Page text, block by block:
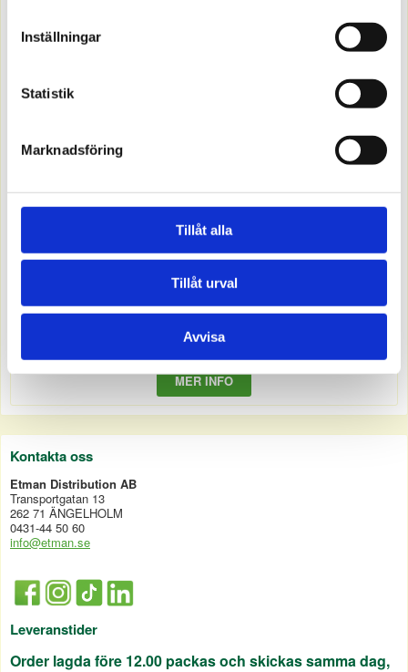
Inställningar
Statistik
Marknadsföring
Tillåt alla
Tillåt urval
Avvisa
1508064
Offereras
MER INFO
Kontakta oss
Etman Distribution AB
Transportgatan 13
262 71 ÄNGELHOLM
0431-44 50 60
info@etman.se
Leveranstider
Order lagda före 12.00 packas och skickas samma dag,